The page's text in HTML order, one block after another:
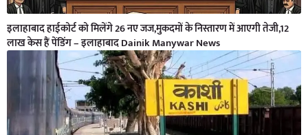
इलाहाबाद हाईकोर्ट को मिलेंगे 26 नए जज,मुकदमों के निस्तारण में आएगी तेजी,12
लाख केस हैं पेंडिंग – इलाहाबाद Dainik Manywar News